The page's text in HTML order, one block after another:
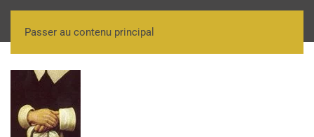
Passer au contenu principal